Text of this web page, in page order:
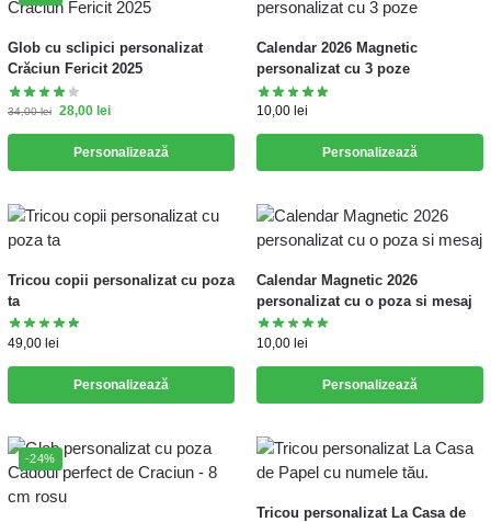
Glob cu sclipici personalizat
Crăciun Fericit 2025
34,00lei 28,00 lei
Personalizează
Calendar 2026 Magnetic
personalizat cu 3 poze
10,00 lei
Personalizează
Tricou copii personalizat cu poza
ta
49,00 lei
Personalizează
Calendar Magnetic 2026
personalizat cu o poza si mesaj
10,00 lei
Personalizează
-24%
Tricou personalizat La Casa de